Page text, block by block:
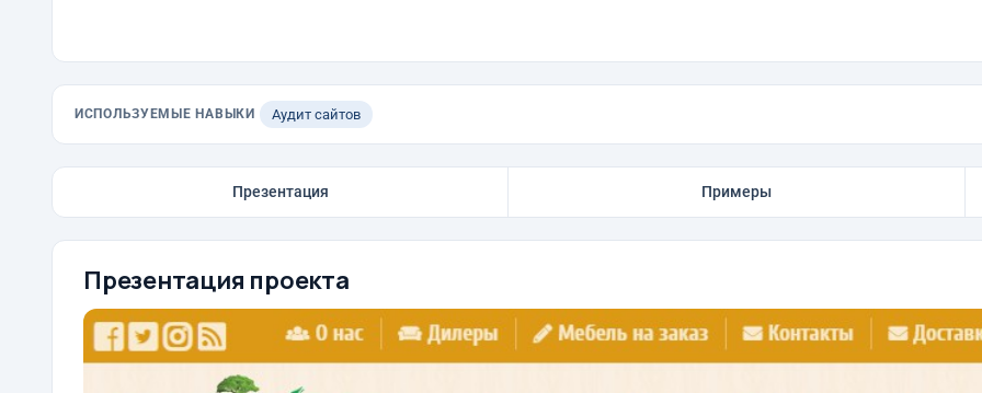
ИСПОЛЬЗУЕМЫЕ НАВЫКИ Аудит сайтов
Презентация Примеры
Презентация проекта